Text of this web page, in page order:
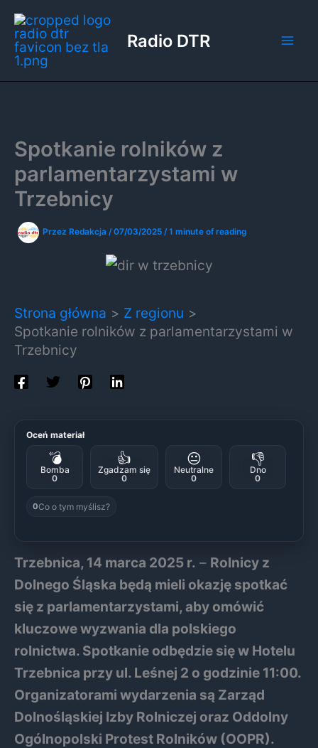
Przejdź
do
treści
Radio DTR
Spotkanie rolników z
parlamentarzystami w
Trzebnicy
Przez Redakcja /07/03/2025 /1 minute of reading
Strona główna
Z regionu
Spotkanie rolników z parlamentarzystami w
Trzebnicy
Oceń materiał
💣
Bomba
0
👍
Zgadzam się
0
😐
Neutralne
0
👎
Dno
0
0Co o tym myślisz?
Trzebnica, 14 marca 2025 r. – Rolnicy z
Dolnego Śląska będą mieli okazję spotkać
się z parlamentarzystami, aby omówić
kluczowe wyzwania dla polskiego
rolnictwa. Spotkanie odbędzie się w Hotelu
Trzebnica przy ul. Leśnej 2 o godzinie 11:00.
Organizatorami wydarzenia są Zarząd
Dolnośląskiej Izby Rolniczej oraz Oddolny
Ogólnopolski Protest Rolników (OOPR).